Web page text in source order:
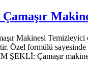
Çamaşır
Makinesi
Özel formülü sayesinde
ŞEKLİ: Çamaşır